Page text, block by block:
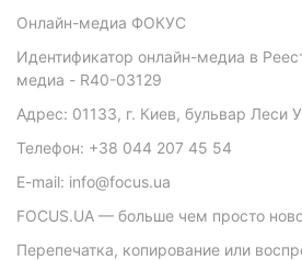
Онлайн-медиа ФОКУС
Идентификатор онлайн-медиа в
медиа - R40-03129
Адрес: 01133, г. Киев, бульвар Леси
Телефон: +38 044 207 45 54
E-mail: info@focus.ua
FOCUS.UA — больше чем просто
Перепечатка, копирование или